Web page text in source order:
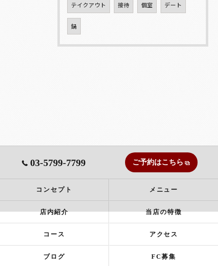
テイクアウト 接待 個室 デート
鍋
03-5799-7799 ご予約はこちら
コンセプト メニュー
店内紹介 当店の特徴
コース アクセス
ブログ FC募集